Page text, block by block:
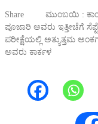
Share ಮುಂಬಯಿ :
ಪೂಜಾರಿ ಅವರು ಇತ್ತೀಚೆಗೆ
ಪರೀಕ್ಷೆಯಲ್ಲಿ ಅತ್ಯುತ್ತಮ
ಅವರು ಕಾರ್ಕಳ